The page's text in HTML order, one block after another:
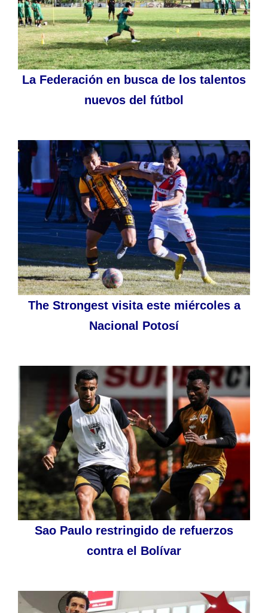
La Federación en busca de los talentos
nuevos del fútbol
The Strongest visita este miércoles a
Nacional Potosí
Sao Paulo restringido de refuerzos
contra el Bolívar